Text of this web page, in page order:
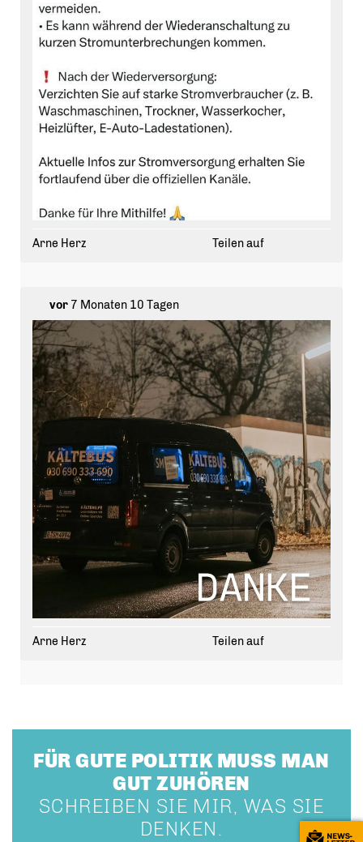
Arne Herz Teilen auf
vor7 Monaten 10 Tagen
Arne Herz Teilen auf
FÜR GUTE POLITIK MUSS MAN
GUT ZUHÖREN
SCHREIBEN SIE MIR, WAS SIE
DENKEN.